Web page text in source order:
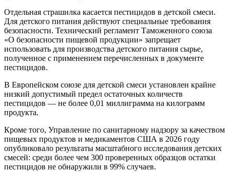
Отдельная страшилка касается пестицидов в детской смеси.
Для детского питания действуют специальные требования
безопасности. Технический регламент Таможенного союза
«О безопасности пищевой продукции» запрещает
использовать для производства детского питания сырье,
полученное с применением перечисленных в документе
пестицидов.
В Европейском союзе для детской смеси установлен крайне
низкий допустимый предел остаточных количеств
пестицидов — не более 0,01 миллиграмма на килограмм
продукта.
Кроме того, Управление по санитарному надзору за качеством
пищевых продуктов и медикаментов США в 2026 году
опубликовало результаты масштабного исследования детских
смесей: среди более чем 300 проверенных образцов остатки
пестицидов не обнаружили в 99% случаев.